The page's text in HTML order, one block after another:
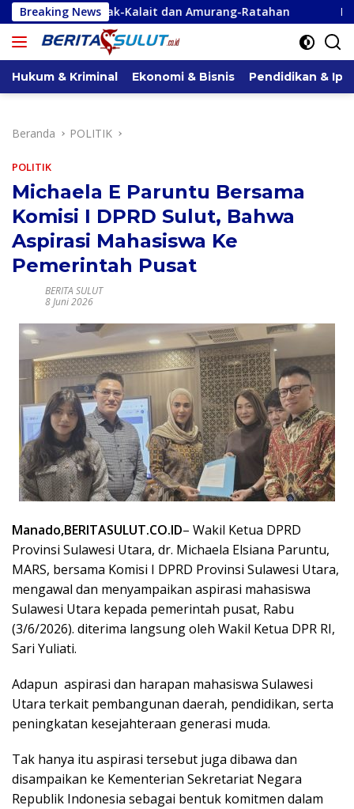
Langsung
ke
konten
Breaking News
Kalait dan Amurang-Ratahan PUPR Anggarkan
Hukum & Kriminal Ekonomi & Bisnis Pendidikan &
Beranda POLITIK
POLITIK
Michaela E Paruntu Bersama
Komisi I DPRD Sulut, Bahwa
Aspirasi Mahasiswa Ke
Pemerintah Pusat
BERITA SULUT
8 Juni 2026
Manado,BERITASULUT.CO.ID– Wakil Ketua DPRD
Provinsi Sulawesi Utara, dr. Michaela Elsiana Paruntu,
MARS, bersama Komisi I DPRD Provinsi Sulawesi Utara,
mengawal dan menyampaikan aspirasi mahasiswa
Sulawesi Utara kepada pemerintah pusat, Rabu
(3/6/2026). diterima langsung oleh Wakil Ketua DPR RI,
Sari Yuliati.
Adapun aspirasi dan harapan mahasiswa Sulawesi
Utara terkait pembangunan daerah, pendidikan, serta
peningkatan kesejahteraan generasi muda.
Tak hanya itu aspirasi tersebut juga dibawa dan
disampaikan ke Kementerian Sekretariat Negara
Republik Indonesia sebagai bentuk komitmen dalam